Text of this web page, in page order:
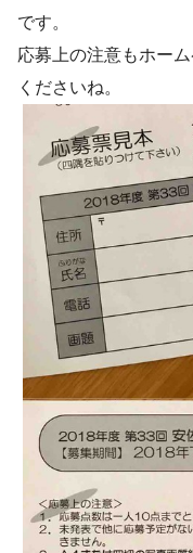
です。
応募上の注意もホー
くださいね。